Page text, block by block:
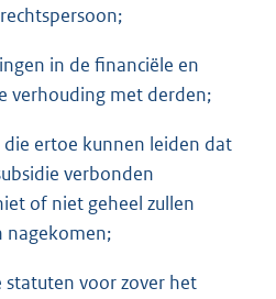
in de financiële en
verhouding met derden;
ertoe kunnen leiden dat
verbonden
of niet geheel zullen
nagekomen;
statuten voor zover het